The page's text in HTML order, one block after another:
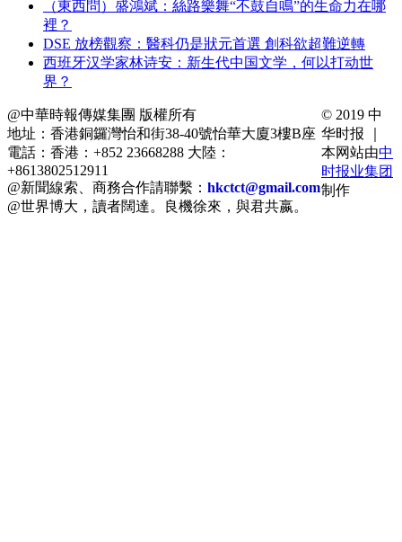
（東西問）盛鴻斌：絲路樂舞“不鼓自鳴”的生命力在哪
裡？
DSE 放榜觀察：醫科仍是狀元首選 創科欲超難逆轉
西班牙汉学家林诗安：新生代中国文学，何以打动世
界？
@中華時報傳媒集團 版權所有
地址：香港銅鑼灣怡和街38-40號怡華大廈3樓B座
電話：香港：+852 23668288 大陸：
+8613802512911
@新聞線索、商務合作請聯繫： hkctct@gmail.com
@世界博大，讀者闊達。良機徐來，與君共嬴。
© 2019 中
华时报 ｜
本网站由中
时报业集团
制作